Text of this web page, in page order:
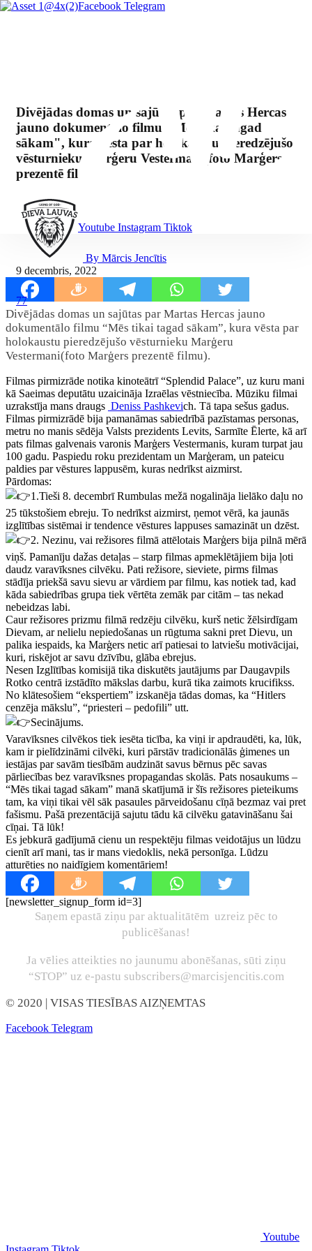
Facebook Telegram
Youtube Instagram Tiktok
Divējādas domas un sajūtas par Martas Hercas
jauno dokumentālo filmu "Mēs tikai tagad
sākam", kura vēsta par holokaustu pieredzējušo
vēsturnieku Marģeru Vestermani(foto Marģers
prezentē filmu).
By Mārcis Jencītis
9 decembris, 2022
77
Divējādas domas un sajūtas par Martas Hercas jauno
dokumentālo filmu “Mēs tikai tagad sākam”, kura vēsta par
holokaustu pieredzējušo vēsturnieku Marģeru
Vestermani(foto Marģers prezentē filmu).
Filmas pirmizrāde notika kinoteātrī “Splendid Palace”, uz kuru mani
kā Saeimas deputātu uzaicināja Izraēlas vēstniecība. Mūziku filmai
uzrakstīja mans draugs Deniss Pashkevich. Tā tapa sešus gadus.
Filmas pirmizrādē bija pamanāmas sabiedrībā pazīstamas personas,
metru no manis sēdēja Valsts prezidents Levits, Sarmīte Ēlerte, kā arī
pats filmas galvenais varonis Marģers Vestermanis, kuram turpat jau
100 gadu. Paspiedu roku prezidentam un Marģeram, un pateicu
paldies par vēstures lappusēm, kuras nedrīkst aizmirst.
Pārdomas:
1.Tieši 8. decembrī Rumbulas mežā nogalināja lielāko daļu no
25 tūkstošiem ebreju. To nedrīkst aizmirst, ņemot vērā, ka jaunās
izglītības sistēmai ir tendence vēstures lappuses samazināt un dzēst.
2. Nezinu, vai režisores filmā attēlotais Marģers bija pilnā mērā
viņš. Pamanīju dažas detaļas – starp filmas apmeklētājiem bija ļoti
daudz varavīksnes cilvēku. Pati režisore, sieviete, pirms filmas
stādīja priekšā savu sievu ar vārdiem par filmu, kas notiek tad, kad
kāda sabiedrības grupa tiek vērtēta zemāk par citām – tas nekad
nebeidzas labi.
Caur režisores prizmu filmā redzēju cilvēku, kurš netic žēlsirdīgam
Dievam, ar nelielu nepiedošanas un rūgtuma sakni pret Dievu, un
palika iespaids, ka Marģers netic arī patiesai to latviešu motivācijai,
kuri, riskējot ar savu dzīvību, glāba ebrejus.
Nesen Izglītības komisijā tika diskutēts jautājums par Daugavpils
Rotko centrā izstādīto mākslas darbu, kurā tika zaimots krucifikss.
No klātesošiem “ekspertiem” izskanēja tādas domas, ka “Hitlers
cenzēja mākslu”, “priesteri – pedofili” utt.
Secinājums.
Varavīksnes cilvēkos tiek iesēta ticība, ka viņi ir apdraudēti, ka, lūk,
kam ir pielīdzināmi cilvēki, kuri pārstāv tradicionālās ģimenes un
iestājas par savām tiesībām audzināt savus bērnus pēc savas
pārliecības bez varavīksnes propagandas skolās. Pats nosaukums –
“Mēs tikai tagad sākam” manā skatījumā ir šīs režisores pieteikums
tam, ka viņi tikai vēl sāk pasaules pārveidošanu cīņā bezmaz vai pret
fašismu. Pašā prezentācijā sajutu tādu kā cilvēku gatavināšanu šai
cīņai. Tā lūk!
Es jebkurā gadījumā cienu un respektēju filmas veidotājus un lūdzu
cienīt arī mani, tas ir mans viedoklis, nekā personīga. Lūdzu
atturēties no naidīgiem komentāriem!
[newsletter_signup_form id=3]
Saņem epastā ziņu par aktualitātēm uzreiz pēc to
publicēšanas!
Ja vēlies atteikties no jaunumu abonēšanas, sūti ziņu
“STOP” uz e-pastu subscribers@marcisjencitis.com
© 2020 | VISAS TIESĪBAS AIZŅEMTAS
Facebook Telegram
Youtube